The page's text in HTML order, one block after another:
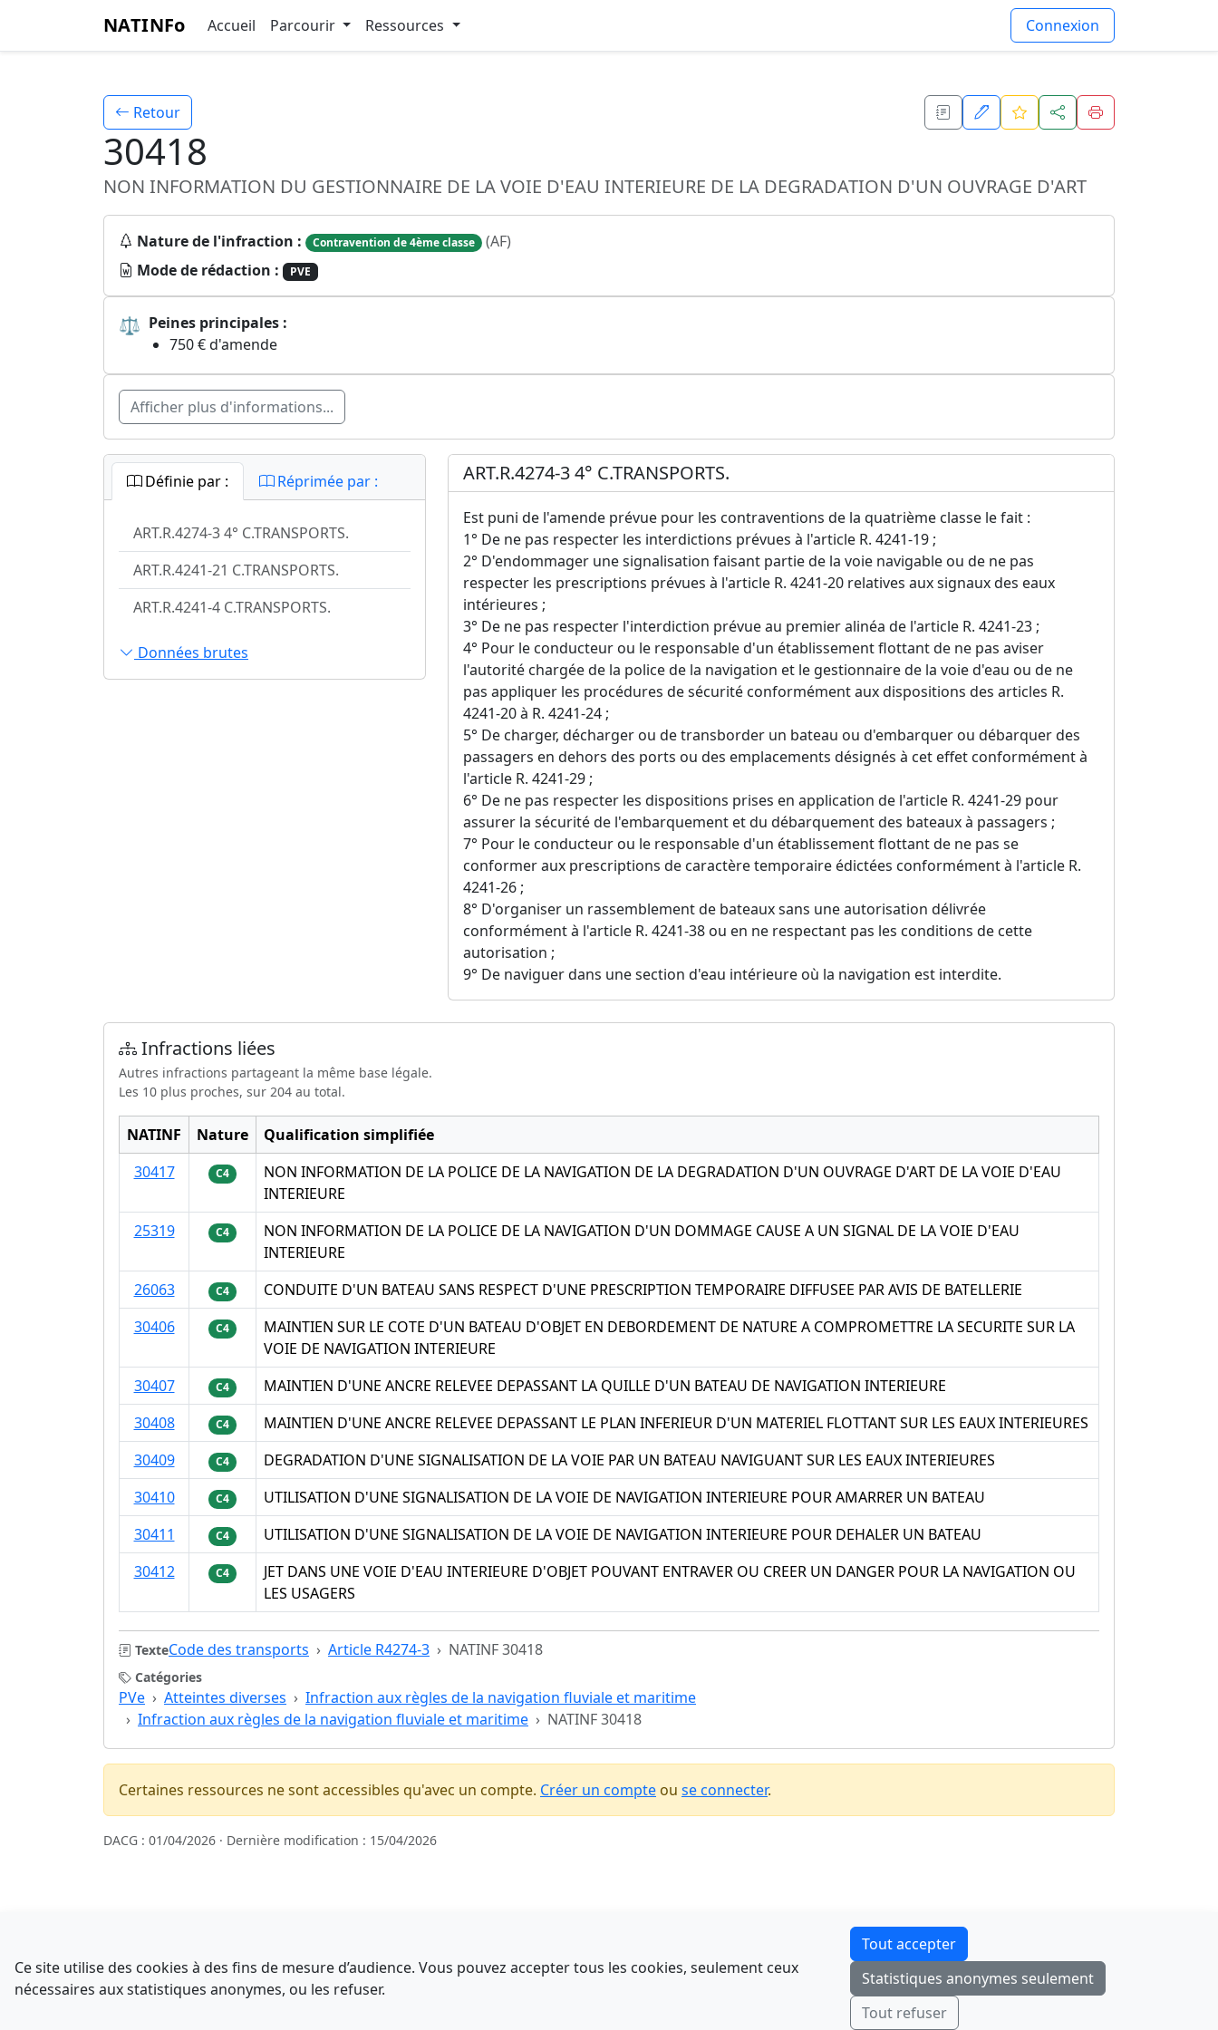
NATINFo Accueil Parcourir Ressources Connexion
Retour
30418
NON INFORMATION DU GESTIONNAIRE DE LA VOIE D'EAU INTERIEURE DE LA DEGRADATION D'UN OUVRAGE D'ART
Nature de l'infraction : Contravention de 4ème classe (AF)
Mode de rédaction :
PVE
⚖ Peines principales :
750 € d'amende
Afficher plus d'informations...
Définie par : Réprimée par :
ART.R.4274-3 4° C.TRANSPORTS.
ART.R.4241-21 C.TRANSPORTS.
ART.R.4241-4 C.TRANSPORTS.
Données brutes
ART.R.4274-3 4° C.TRANSPORTS.
Est puni de l'amende prévue pour les contraventions de la quatrième classe le fait :
1° De ne pas respecter les interdictions prévues à l'article R. 4241-19 ;
2° D'endommager une signalisation faisant partie de la voie navigable ou de ne pas
respecter les prescriptions prévues à l'article R. 4241-20 relatives aux signaux des eaux
intérieures ;
3° De ne pas respecter l'interdiction prévue au premier alinéa de l'article R. 4241-23 ;
4° Pour le conducteur ou le responsable d'un établissement flottant de ne pas aviser
l'autorité chargée de la police de la navigation et le gestionnaire de la voie d'eau ou de ne
pas appliquer les procédures de sécurité conformément aux dispositions des articles R.
4241-20 à R. 4241-24 ;
5° De charger, décharger ou de transborder un bateau ou d'embarquer ou débarquer des
passagers en dehors des ports ou des emplacements désignés à cet effet conformément à
l'article R. 4241-29 ;
6° De ne pas respecter les dispositions prises en application de l'article R. 4241-29 pour
assurer la sécurité de l'embarquement et du débarquement des bateaux à passagers ;
7° Pour le conducteur ou le responsable d'un établissement flottant de ne pas se
conformer aux prescriptions de caractère temporaire édictées conformément à l'article R.
4241-26 ;
8° D'organiser un rassemblement de bateaux sans une autorisation délivrée
conformément à l'article R. 4241-38 ou en ne respectant pas les conditions de cette
autorisation ;
9° De naviguer dans une section d'eau intérieure où la navigation est interdite.
Infractions liées
Autres infractions partageant la même base légale.
Les 10 plus proches, sur 204 au total.
NATINF Nature
Qualification simplifiée
30417
C4
NON INFORMATION DE LA POLICE DE LA NAVIGATION DE LA DEGRADATION D'UN OUVRAGE D'ART DE LA VOIE D'EAU
INTERIEURE
25319
C4
NON INFORMATION DE LA POLICE DE LA NAVIGATION D'UN DOMMAGE CAUSE A UN SIGNAL DE LA VOIE D'EAU
INTERIEURE
26063
C4
CONDUITE D'UN BATEAU SANS RESPECT D'UNE PRESCRIPTION TEMPORAIRE DIFFUSEE PAR AVIS DE BATELLERIE
30406
C4
MAINTIEN SUR LE COTE D'UN BATEAU D'OBJET EN DEBORDEMENT DE NATURE A COMPROMETTRE LA SECURITE SUR LA
VOIE DE NAVIGATION INTERIEURE
30407
C4
MAINTIEN D'UNE ANCRE RELEVEE DEPASSANT LA QUILLE D'UN BATEAU DE NAVIGATION INTERIEURE
30408
C4
MAINTIEN D'UNE ANCRE RELEVEE DEPASSANT LE PLAN INFERIEUR D'UN MATERIEL FLOTTANT SUR LES EAUX INTERIEURES
30409
C4
DEGRADATION D'UNE SIGNALISATION DE LA VOIE PAR UN BATEAU NAVIGUANT SUR LES EAUX INTERIEURES
30410
C4
UTILISATION D'UNE SIGNALISATION DE LA VOIE DE NAVIGATION INTERIEURE POUR AMARRER UN BATEAU
30411
C4
UTILISATION D'UNE SIGNALISATION DE LA VOIE DE NAVIGATION INTERIEURE POUR DEHALER UN BATEAU
30412
C4
JET DANS UNE VOIE D'EAU INTERIEURE D'OBJET POUVANT ENTRAVER OU CREER UN DANGER POUR LA NAVIGATION OU
LES USAGERS
TexteCode des transports Article R4274-3 NATINF 30418
Catégories
PVe Atteintes diverses
Infraction aux règles de la navigation fluviale et maritime
Infraction aux règles de la navigation fluviale et maritime
NATINF 30418
Certaines ressources ne sont accessibles qu'avec un compte. Créer un compte ou se connecter.
DACG : 01/04/2026 · Dernière modification : 15/04/2026
NATINFo
data.gouv.fr
F-Droid·App Store·Google Play·Linux
Tchap
Comment avez-vous découvert NATINFo ?
Ce site utilise des cookies à des fins de mesure d’audience. Vous pouvez accepter tous les cookies, seulement ceux
nécessaires aux statistiques anonymes, ou les refuser.
Tout accepter
Statistiques anonymes seulement
Tout refuser